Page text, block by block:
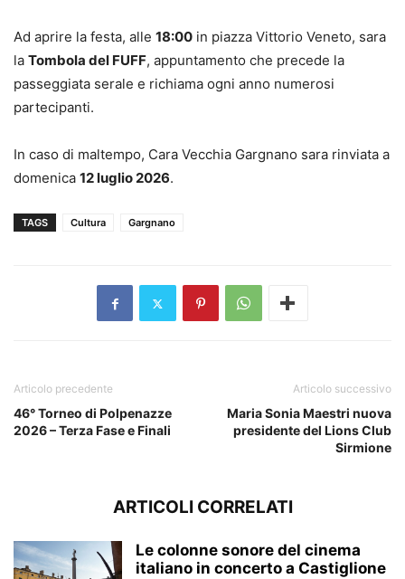
Ad aprire la festa, alle 18:00 in piazza Vittorio Veneto, sara
la Tombola del FUFF, appuntamento che precede la
passeggiata serale e richiama ogni anno numerosi
partecipanti.
In caso di maltempo, Cara Vecchia Gargnano sara rinviata a
domenica 12 luglio 2026.
TAGS Cultura Gargnano
Articolo precedente
46° Torneo di Polpenazze
2026 – Terza Fase e Finali
Articolo successivo
Maria Sonia Maestri nuova
presidente del Lions Club
Sirmione
ARTICOLI CORRELATI
Le colonne sonore del cinema
italiano in concerto a Castiglione